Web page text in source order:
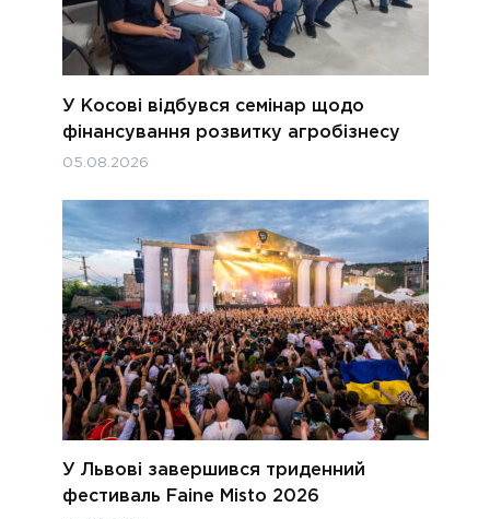
У Косові відбувся семінар щодо
фінансування розвитку агробізнесу
05.08.2026
У Львові завершився триденний
фестиваль Faine Misto 2026